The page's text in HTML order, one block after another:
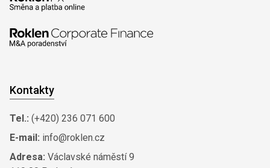
Kontakty
Tel.: (+420) 236 071 600
E-mail: info@roklen.cz
Adresa: Václavské náměstí 9